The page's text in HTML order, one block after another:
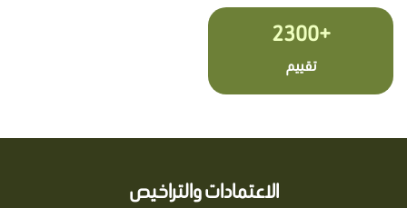
+2300
تقييم
الاعتمادات والتراخيص